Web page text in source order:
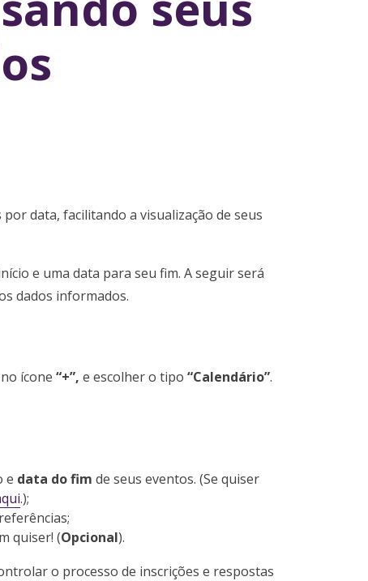
data, facilitando a visualização de seus
e uma data para seu fim. A seguir será
dados informados.
ícone “+”, e escolher o tipo “Calendário”.
e data do fim de seus eventos. (Se quiser
.);
quiser! (Opcional).
o processo de inscrições e respostas